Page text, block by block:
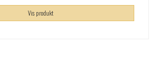
Vis produkt